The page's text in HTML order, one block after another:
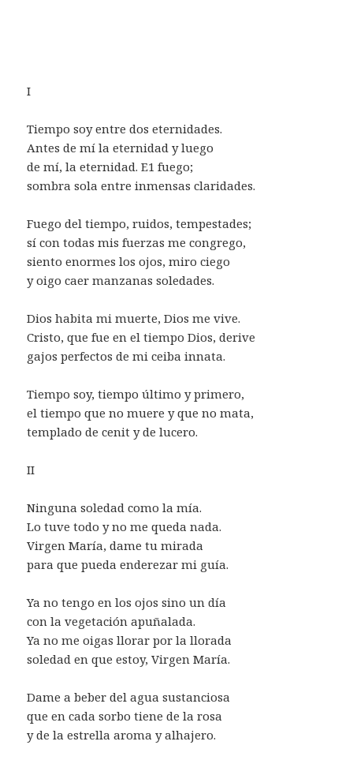
I
Tiempo soy entre dos eternidades.
Antes de mí la eternidad y luego
de mí, la eternidad. E1 fuego;
sombra sola entre inmensas claridades.
Fuego del tiempo, ruidos, tempestades;
sí con todas mis fuerzas me congrego,
siento enormes los ojos, miro ciego
y oigo caer manzanas soledades.
Dios habita mi muerte, Dios me vive.
Cristo, que fue en el tiempo Dios, derive
gajos perfectos de mi ceiba innata.
Tiempo soy, tiempo último y primero,
el tiempo que no muere y que no mata,
templado de cenit y de lucero.
II
Ninguna soledad como la mía.
Lo tuve todo y no me queda nada.
Virgen María, dame tu mirada
para que pueda enderezar mi guía.
Ya no tengo en los ojos sino un día
con la vegetación apuñalada.
Ya no me oigas llorar por la llorada
soledad en que estoy, Virgen María.
Dame a beber del agua sustanciosa
que en cada sorbo tiene de la rosa
y de la estrella aroma y alhajero.